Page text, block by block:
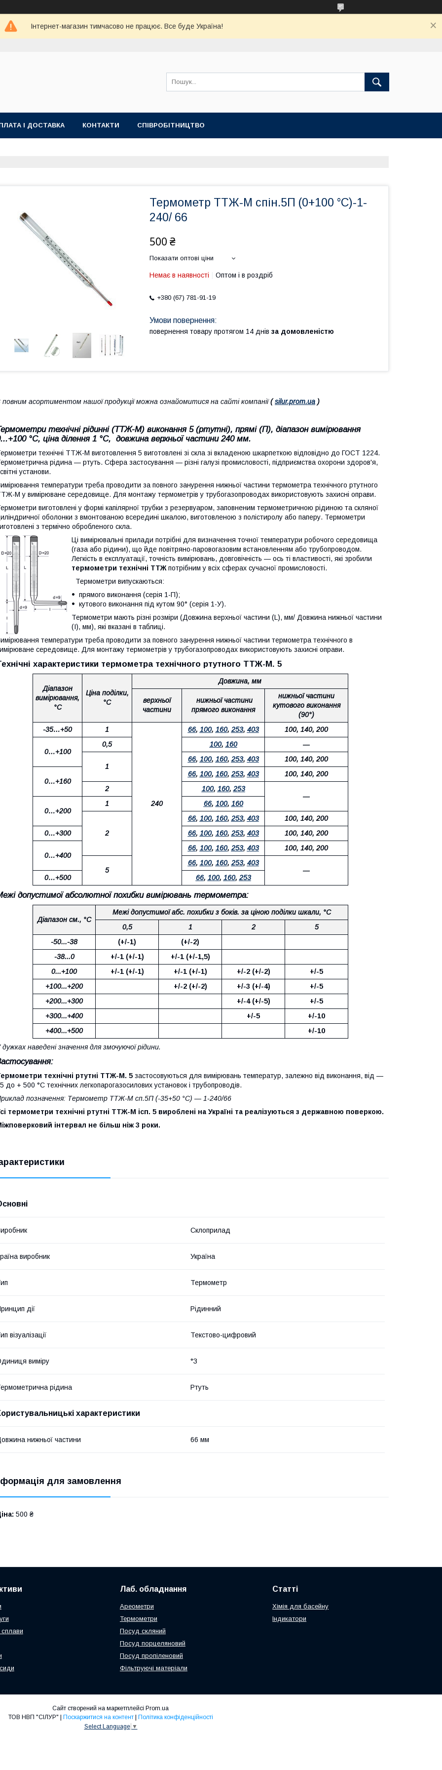
Інтернет-магазин тимчасово не працює. Все буде Україна!
І ДОСТАВКА КОНТАКТИ СПІВРОБІТНИЦТВО
Термометр ТТЖ-М спін.5П (0+100 °C)-1-
240/ 66
500 ₴
Показати оптові ціни
Немає в наявності Оптом і в роздріб
+380 (67) 781-91-19
повернення товару протягом 14 днів за домовленістю
повним асортиментом нашої продукції можна ознайомитися на сайті компанії(silur.prom.ua )
технічні рідинні (ТТЖ-М) виконання 5 (ртутні), прямі (П), діапазон вимірювання
°С, ціна ділення 1 °С, довжина верхньої частини 240 мм.
технічні ТТЖ-М виготовлення 5 виготовлені зі скла зі вкладеною шкарпеткою відповідно до ГОСТ 1224.
рідина — ртуть. Сфера застосування — різні галузі промисловості, підприємства охорони здоров'я,
установи.
температури треба проводити за повного занурення нижньої частини термометра технічного ртутного
М у вимірюване середовище. Для монтажу термометрів у трубогазопроводах використовують захисні оправи.
виготовлені у формі капілярної трубки з резервуаром, заповненим термометричною рідиною та скляної
оболонки з вмонтованою всередині шкалою, виготовленою з полістиролу або паперу. Термометри
з термічно обробленого скла.
Ці вимірювальні прилади потрібні для визначення точної температури робочого середовища
(газа або рідини), що йде повітряно-паровогазовим встановленням або трубопроводом.
Легкість в експлуатації, точність вимірювань, довговічність — ось ті властивості, які зробили
термометри технічні ТТЖ потрібним у всіх сферах сучасної промисловості.
Термометри випускаються:
прямого виконання (серія 1-П);
кутового виконання під кутом 90° (серія 1-У).
Термометри мають різні розміри (Довжина верхньої частини (L), мм/ Довжина нижньої частини
(I), мм), які вказані в таблиці.
температури треба проводити за повного занурення нижньої частини термометра технічного в
середовище. Для монтажу термометрів у трубогазопроводах використовують захисні оправи.
характеристики термометра технічного ртутного ТТЖ-М. 5
Діапазон
вимірювання,
°С
Ціна поділки,
°C
Довжина, мм
верхньої
частини
нижньої частини
прямого виконання
нижньої частини
кутового виконання
(90°)
-35…+50
1
240
66, 100, 160, 253, 403 100, 140, 200
0…+100
0,5 100, 160 ―
1
66, 100, 160, 253, 403 100, 140, 200
0…+160
66, 100, 160, 253, 403
100, 140, 200
2
100, 160, 253
―
0…+200
1 66, 100, 160
2
66, 100, 160, 253, 403
100, 140, 200
0…+300 66, 100, 160, 253, 403 100, 140, 200
0…+400
66, 100, 160, 253, 403 100, 140, 200
5
66, 100, 160, 253, 403
―
0…+500
66, 100, 160, 253
допустимої абсолютної похибки вимірювань термометра:
Діапазон см., °С
Межі допустимої абс. похибки з боків. за ціною поділки шкали, °C
0,5
1 2
5
-50...-38
(+/-1)
(+/-2)
-38...0
+/-1 (+/-1)
+/-1 (+/-1,5)
0...+100
+/-1 (+/-1) +/-1 (+/-1) +/-2 (+/-2)
+/-5
+100...+200
+/-2 (+/-2) +/-3 (+/-4)
+/-5
+200...+300
+/-4 (+/-5)
+/-5
+300...+400
+/-5
+/-10
+400...+500
+/-10
дужках наведені значення для змочуючої рідини.
технічні ртутні ТТЖ-М. 5 застосовуються для вимірювань температур, залежно від виконання, від —
до + 500 °C технічних легкопарогазосилових установок і трубопроводів.
позначення: Термометр ТТЖ-М сп.5П (-35+50 °C) — 1-240/66
термометри технічні ртутні ТТЖ-М ісп. 5 вироблені на Україні та реалізуються з державною поверкою.
інтервал не більш ніж 3 роки.
Склоприлад
виробник Україна
Термометр
дії Рідинний
візуалізації Текстово-цифровий
виміру °З
рідина Ртуть
характеристики
нижньої частини 66 мм
для замовлення
500 ₴
Лаб. обладнання
Ареометри
Термометри
Посуд скляний
Посуд порцеляновий
Посуд пропіленовий
Фільтруючі матеріали
Статті
Хімія для басейну
Індикатори
Сайт створений на маркетплейсі Prom.ua
Поскаржитися на контент
Політика конфіденційності
Select Language ▼